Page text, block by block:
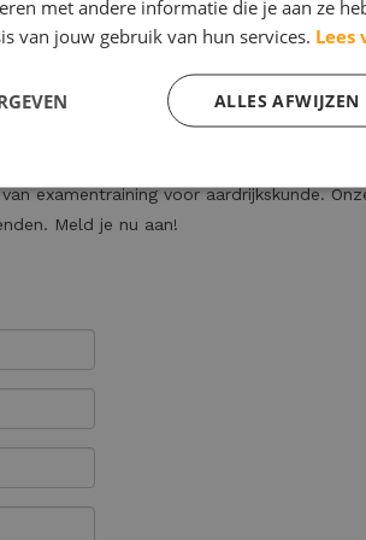
bijvoorbeeld, welk gedeelte van
vraag goed te kunnen beantwoorden?
Zeist en Utrecht.
examentraining voor aardrijkskunde.
Meld je nu aan!
met andere informatie die je aan ze
van jouw gebruik van hun services. Lees
ALLES AFWIJZEN